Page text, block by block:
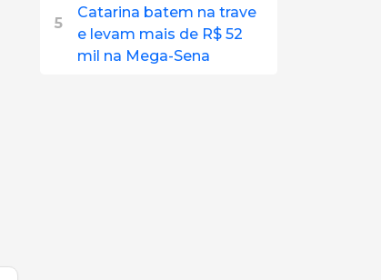
5
Catarina batem na trave
e levam mais de R$ 52
mil na Mega-Sena